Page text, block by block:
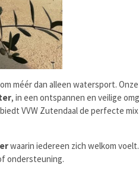
méér dan alleen watersport.
, in een ontspannen en veilige
VVW Zutendaal de perfecte
waarin iedereen zich welkom
ondersteuning.